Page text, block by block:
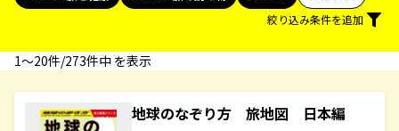
絞り込み条件を追加
1〜20件/273件中 を表示
地球のなぞり方 旅地図 日本編